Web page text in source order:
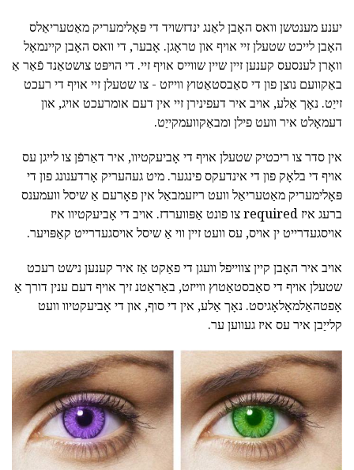
יענע מענטשן וואס האָבן לאַנג ינדזשויד די פּאָלימעריק מאַטעריאַלס
האָבן לייכט שטעלן זיי אויף און טראָגן. אָבער, די וואס האָבן קיינמאָל
וואָרן לענסעס קענען זיין שיין שווייס אויף זיי. די הויפּט צושטאַנד פֿאַר אַ
באַקוועם נוצן פון די סאַבסטאַטוץ ווייזט - צו שטעלן זיי אויף די רעכט
זייַט. נאָך אַלע, אויב איר דעפינירן זיי אין דעם אומרעכט אויג, און
דעמאָלט איר וועט פילן ומבאַקוועמקייַט.
אין סדר צו ריכטיק שטעלן אויף די אָביעקטיוו, איר דאַרפֿן צו לייגן עס
אויף די בלאָק פון די אינדעקס פינגער. מיט געהעריק אָרדענונג פון די
פּאָלימעריק מאַטעריאַל וועט ריזעמבאַל אין פאָרעם אַ שיסל וועמענס
ברעג איז required צו פונט אַפּווערדז. אויב די אָביעקטיוו איז
אויסגעדרייט ין אויס, עס וועט זיין ווי אַ שיסל אויסגעדרייט קאַפּויער.
אויב איר האָבן קיין צווייפל וועגן די פאַקט אַז איר קענען נישט רעכט
שטעלן אויף די סאַבסטאַטוץ ווייזט, באַראַטנ זיך אויף דעם ענין דורך אַ
אָפטהאַלמאָלאָגיסט. נאָך אַלע, אין די סוף, און די אָביעקטיוו וועט
קלייַבן איר עס איז געווען ער.